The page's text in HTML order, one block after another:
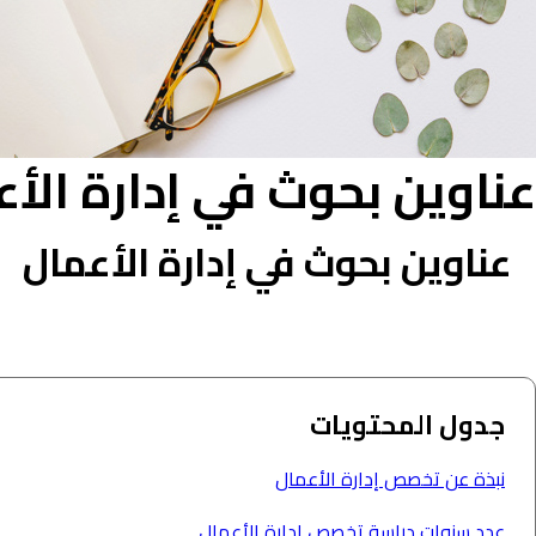
عناوين بحوث في إدارة
عناوين بحوث في إدارة الأعمال
جدول المحتويات
نبذة عن تخصص إدارة الأعمال